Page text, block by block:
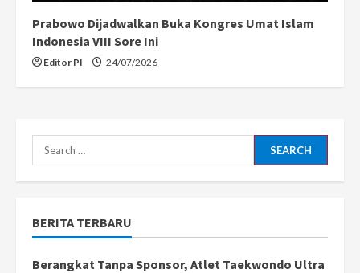
Prabowo Dijadwalkan Buka Kongres Umat Islam
Indonesia VIII Sore Ini
Editor PI 24/07/2026
Search
for:
BERITA TERBARU
Berangkat Tanpa Sponsor, Atlet Taekwondo Ultra